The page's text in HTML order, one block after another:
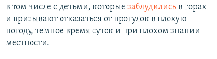
в том числе с детьми, которые заблудились в горах
и призывают отказаться от прогулок в плохую
погоду, темное время суток и при плохом знании
местности.